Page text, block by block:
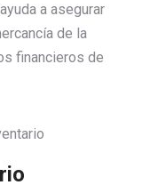
a asegurar
de la
financieros de